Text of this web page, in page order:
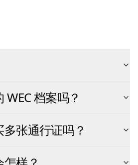
档案吗？
张通行证吗？